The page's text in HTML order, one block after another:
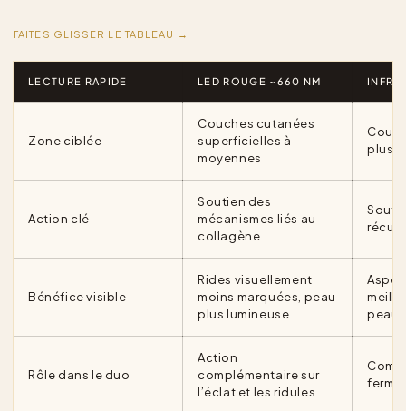
FAITES GLISSER LE TABLEAU →
LECTURE RAPIDE LED ROUGE ~660 NM
Zone ciblée
Couches cutanées
superficielles à
moyennes
plus
Action clé
Soutien des
mécanismes liés au
collagène
Bénéfice visible
Rides visuellement
moins marquées, peau
plus lumineuse
peau
Rôle dans le duo
Action
complémentaire sur
l’éclat et les ridules